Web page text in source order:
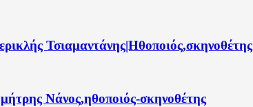
Τσιαμαντάνης|Ηθοποιός,σκηνοθέτης
Νάνος,ηθοποιός-σκηνοθέτης